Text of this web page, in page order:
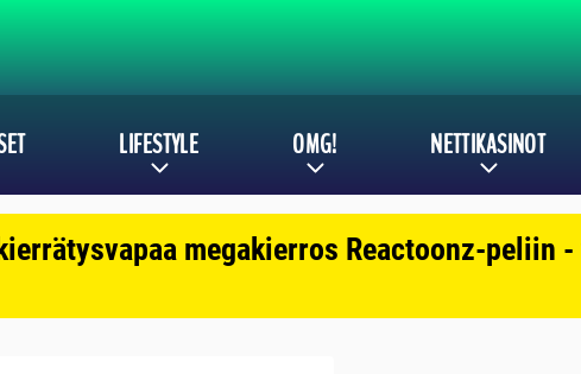
LIFESTYLE OMG! NETTIKASINOT
megakierros Reactoonz-peliin -